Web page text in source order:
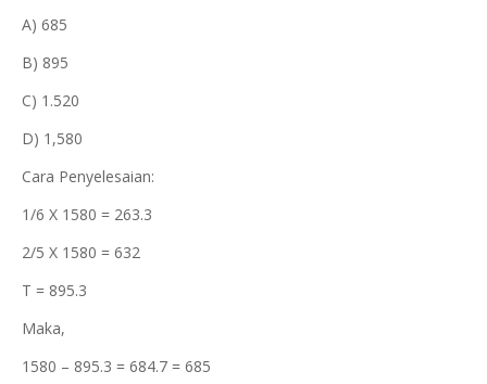
A) 685
B) 895
C) 1.520
D) 1,580
Cara Penyelesaian:
1/6 X 1580 = 263.3
2/5 X 1580 = 632
T = 895.3
Maka,
1580 – 895.3 = 684.7 = 685